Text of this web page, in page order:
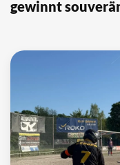
gewinnt